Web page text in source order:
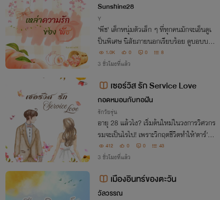
Sunshine28
Y
'พีช' เด็กหนุ่มตัวเล็ก ๆ ที่ทุกคนมักจะเอ็นดูเ
ป็นพิเศษ นิสัยภายนอกเรียบร้อย ดูบอบบาง
แต่ใครจะรู้เมื่อพอเวลานั้นมาถึง...เขากลับรั
บมือกลับเรื่องราว 'ใหญ่โต' ของทุกคนได้เป็
1.0K 0 0 8
3 ชั่วโมงที่แล้ว
เซอร์วิส รัก Service Love
กอดหมอนกับทอฝัน
รักวัยรุ่น
อายุ 28 แล้วไง? เริ่มต้นใหม่ในวงการวิศวกร
รมจะเป็นไรไป! เพราะวิกฤตชีวิตทำให้‘ตาร์’ต้
องเข้าสู่โลกเครื่องจักร หน้าที่ของเธอคือปิดดี
ลงานเซอร์วิส แต่ด่านหินที่สุดไม่ใช่คู่แข่งแต่เ
412 0 0 43
3 ชั่วโมงที่แล้ว
เมืองอินทร์ของตะวัน
วัลวรรณ